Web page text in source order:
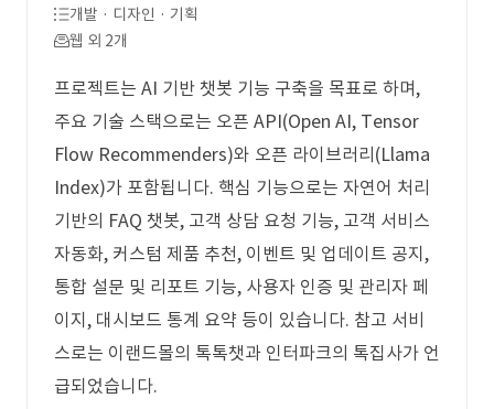
개발 · 디자인 · 기획
웹 외 2개
프로젝트는 AI 기반 챗봇 기능 구축을 목표로 하며,
주요 기술 스택으로는 오픈 API(Open AI, Tensor
Flow Recommenders)와 오픈 라이브러리(Llama
Index)가 포함됩니다. 핵심 기능으로는 자연어 처리
기반의 FAQ 챗봇, 고객 상담 요청 기능, 고객 서비스
자동화, 커스텀 제품 추천, 이벤트 및 업데이트 공지,
통합 설문 및 리포트 기능, 사용자 인증 및 관리자 페
이지, 대시보드 통계 요약 등이 있습니다. 참고 서비
스로는 이랜드몰의 톡톡챗과 인터파크의 톡집사가 언
급되었습니다.